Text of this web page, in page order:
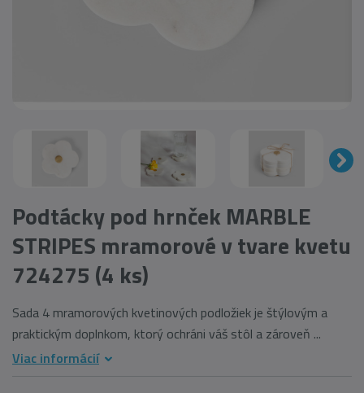
Podtácky pod hrnček MARBLE
STRIPES mramorové v tvare kvetu
724275 (4 ks)
Sada 4 mramorových kvetinových podložiek je štýlovým a
praktickým doplnkom, ktorý ochráni váš stôl a zároveň ...
Viac informácií